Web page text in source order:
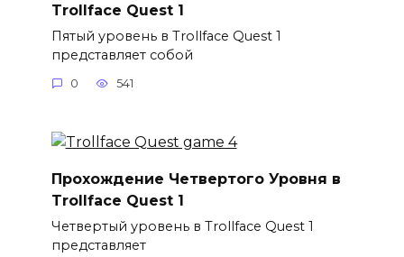
Trollface Quest 1
Пятый уровень в Trollface Quest 1
представляет собой
0 541
Прохождение Четвертого Уровня в
Trollface Quest 1
Четвертый уровень в Trollface Quest 1
представляет